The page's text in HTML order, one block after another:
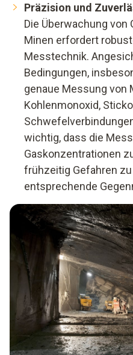
Präzision und
Die Überwachung
Minen erfordert
Messtechnik.
Bedingungen,
genaue Messung von
Kohlenmonoxid,
wichtig, dass die
Gaskonzentrationen
frühzeitig Gefahren
entsprechende